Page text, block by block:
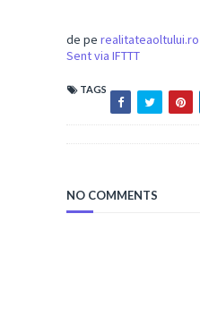
de pe realitateaoltului.ro
Sent via IFTTT
TAGS
NO COMMENTS